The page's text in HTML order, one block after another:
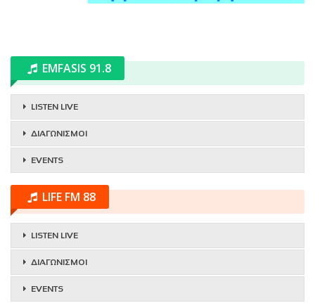
EMFASIS 91.8
LISTEN LIVE
ΔΙΑΓΩΝΙΣΜΟΙ
EVENTS
LIFE FM 88
LISTEN LIVE
ΔΙΑΓΩΝΙΣΜΟΙ
EVENTS